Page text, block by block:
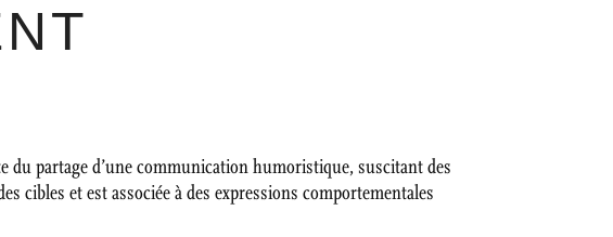
du partage d’une communication humoristique, suscitant des
cibles et est associée à des expressions comportementales